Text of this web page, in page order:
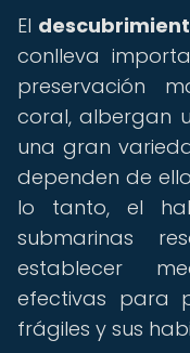
El
conlleva
preservación
coral, albergan
una gran
dependen de
lo tanto, el
submarinas
establecer
efectivas para
frágiles y sus